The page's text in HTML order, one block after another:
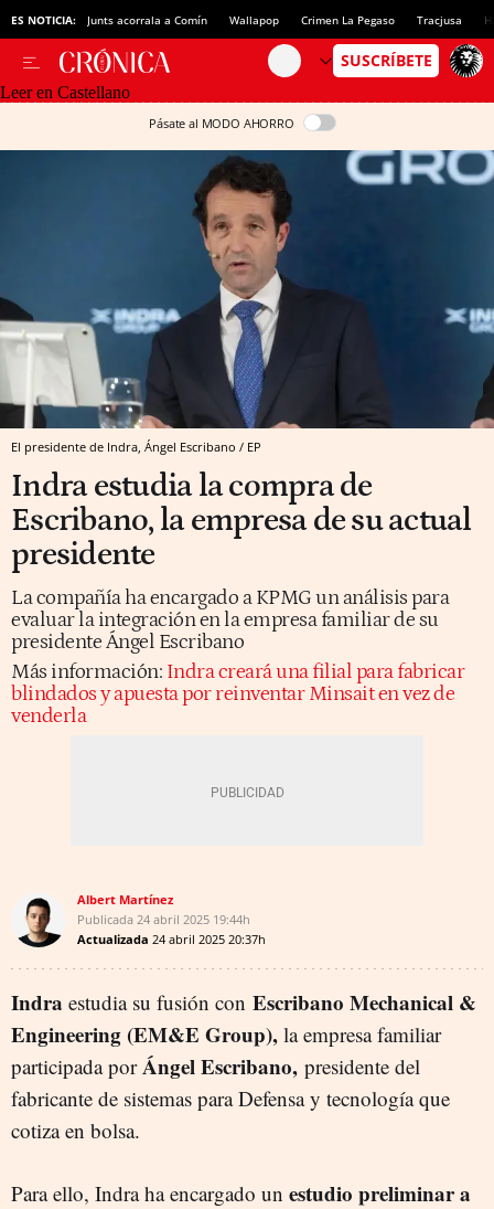
ES NOTICIA: Junts acorrala a Comín Wallapop Crimen La Pegaso Tracjusa
Leer en Castellano
Pásate al MODO AHORRO
El presidente de Indra, Ángel Escribano / EP
Indra estudia la compra de
Escribano, la empresa de su actual
presidente
La compañía ha encargado a KPMG un análisis para
evaluar la integración en la empresa familiar de su
presidente Ángel Escribano
Más información: Indra creará una filial para fabricar
blindados y apuesta por reinventar Minsait en vez de
venderla
Albert Martínez
Publicada 24 abril 2025 19:44h
Actualizada 24 abril 2025 20:37h
Indra estudia su fusión con Escribano Mechanical &
Engineering (EM&E Group), la empresa familiar
participada porÁngel Escribano, presidente del
fabricante de sistemas para Defensa y tecnología que
cotiza en bolsa.
Para ello, Indra ha encargado un estudio preliminar a